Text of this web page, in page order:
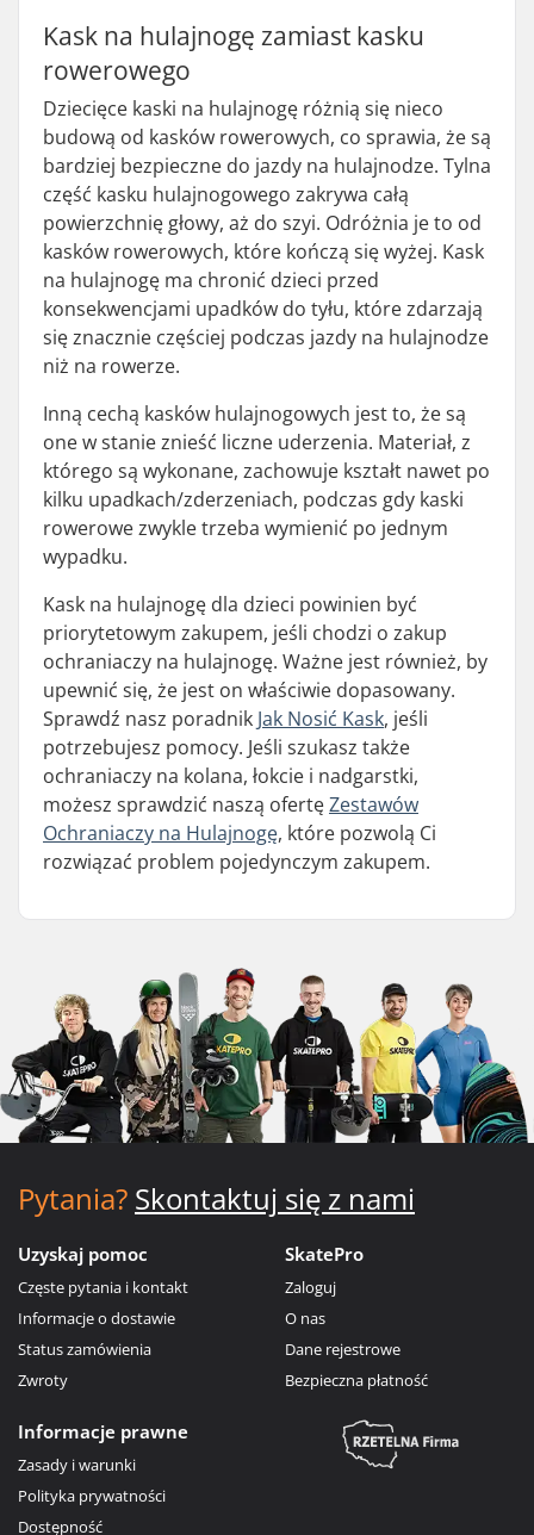
Kask na hulajnogę zamiast kasku
rowerowego
Dziecięce kaski na hulajnogę różnią się nieco
budową od kasków rowerowych, co sprawia, że są
bardziej bezpieczne do jazdy na hulajnodze. Tylna
część kasku hulajnogowego zakrywa całą
powierzchnię głowy, aż do szyi. Odróżnia je to od
kasków rowerowych, które kończą się wyżej. Kask
na hulajnogę ma chronić dzieci przed
konsekwencjami upadków do tyłu, które zdarzają
się znacznie częściej podczas jazdy na hulajnodze
niż na rowerze.
Inną cechą kasków hulajnogowych jest to, że są
one w stanie znieść liczne uderzenia. Materiał, z
którego są wykonane, zachowuje kształt nawet po
kilku upadkach/zderzeniach, podczas gdy kaski
rowerowe zwykle trzeba wymienić po jednym
wypadku.
Kask na hulajnogę dla dzieci powinien być
priorytetowym zakupem, jeśli chodzi o zakup
ochraniaczy na hulajnogę. Ważne jest również, by
upewnić się, że jest on właściwie dopasowany.
Sprawdź nasz poradnik Jak Nosić Kask, jeśli
potrzebujesz pomocy. Jeśli szukasz także
ochraniaczy na kolana, łokcie i nadgarstki,
możesz sprawdzić naszą ofertęZestawów
Ochraniaczy na Hulajnogę, które pozwolą Ci
rozwiązać problem pojedynczym zakupem.
Pytania? Skontaktuj się z nami
Uzyskaj pomoc
Częste pytania i kontakt
Informacje o dostawie
Status zamówienia
Zwroty
SkatePro
Zaloguj
O nas
Dane rejestrowe
Bezpieczna płatność
Informacje prawne
Zasady i warunki
Polityka prywatności
Dostępność